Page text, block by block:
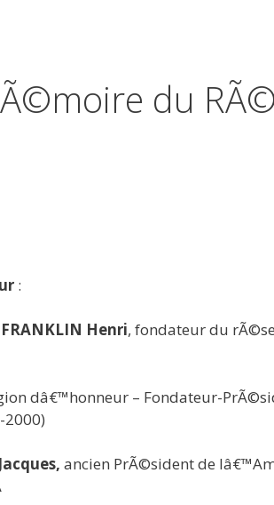
du
:
Henri, fondateur du
dâ€™honneur – Fondateur-
2000)
ancien PrÃ©sident de